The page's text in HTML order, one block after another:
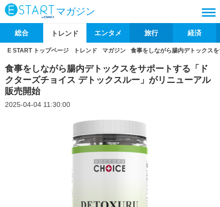
マガジン
総合 トレンド エンタメ 旅行 経済
E START トップページ トレンド マガジン 食事をしながら腸内デトックス
食事をしながら腸内デトックスをサポートする「ド
クターズチョイス デトックスルー」がリニューアル
販売開始
2025-04-04 11:30:00